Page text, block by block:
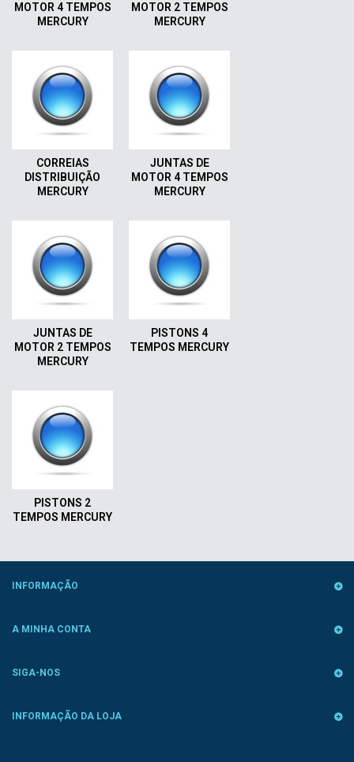
MOTOR 4 TEMPOS
MERCURY
MOTOR 2 TEMPOS
MERCURY
CORREIAS
DISTRIBUIÇÃO
MERCURY
JUNTAS DE
MOTOR 4 TEMPOS
MERCURY
JUNTAS DE
MOTOR 2 TEMPOS
MERCURY
PISTONS 4
TEMPOS MERCURY
PISTONS 2
TEMPOS MERCURY
INFORMAÇÃO
A MINHA CONTA
SIGA-NOS
INFORMAÇÃO DA LOJA